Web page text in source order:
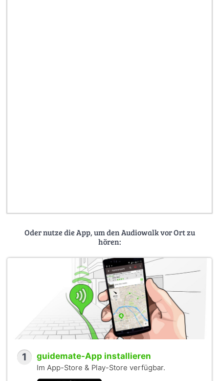
Oder nutze die App, um den Audiowalk vor Ort zu
hören:
1 guidemate-App installieren
Im App-Store & Play-Store verfügbar.